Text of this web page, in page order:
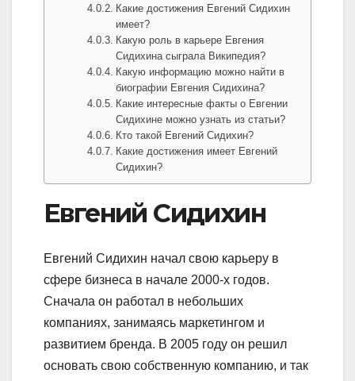
Какие достижения Евгений Сидихин
имеет?
Какую роль в карьере Евгения
Сидихина сыграла Википедия?
Какую информацию можно найти в
биографии Евгения Сидихина?
Какие интересные факты о Евгении
Сидихине можно узнать из статьи?
Кто такой Евгений Сидихин?
Какие достижения имеет Евгений
Сидихин?
Евгений Сидихин
Евгений Сидихин начал свою карьеру в
сфере бизнеса в начале 2000-х годов.
Сначала он работал в небольших
компаниях, занимаясь маркетингом и
развитием бренда. В 2005 году он решил
основать свою собственную компанию, и так